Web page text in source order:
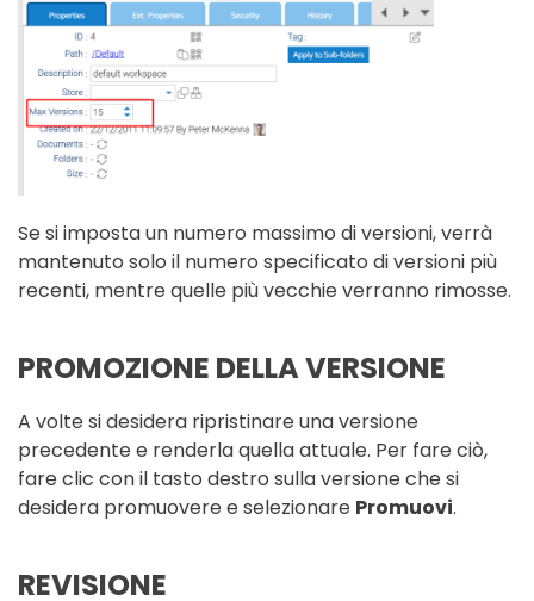
Se si imposta un numero massimo di versioni, verrà
mantenuto solo il numero specificato di versioni più
recenti, mentre quelle più vecchie verranno rimosse.
PROMOZIONE DELLA VERSIONE
A volte si desidera ripristinare una versione
precedente e renderla quella attuale. Per fare ciò,
fare clic con il tasto destro sulla versione che si
desidera promuovere e selezionare Promuovi.
REVISIONE